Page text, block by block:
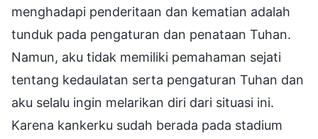
menghadapi penderitaan dan kematian adalah
tunduk pada pengaturan dan penataan Tuhan.
Namun, aku tidak memiliki pemahaman sejati
tentang kedaulatan serta pengaturan Tuhan dan
aku selalu ingin melarikan diri dari situasi ini.
Karena kankerku sudah berada pada stadium